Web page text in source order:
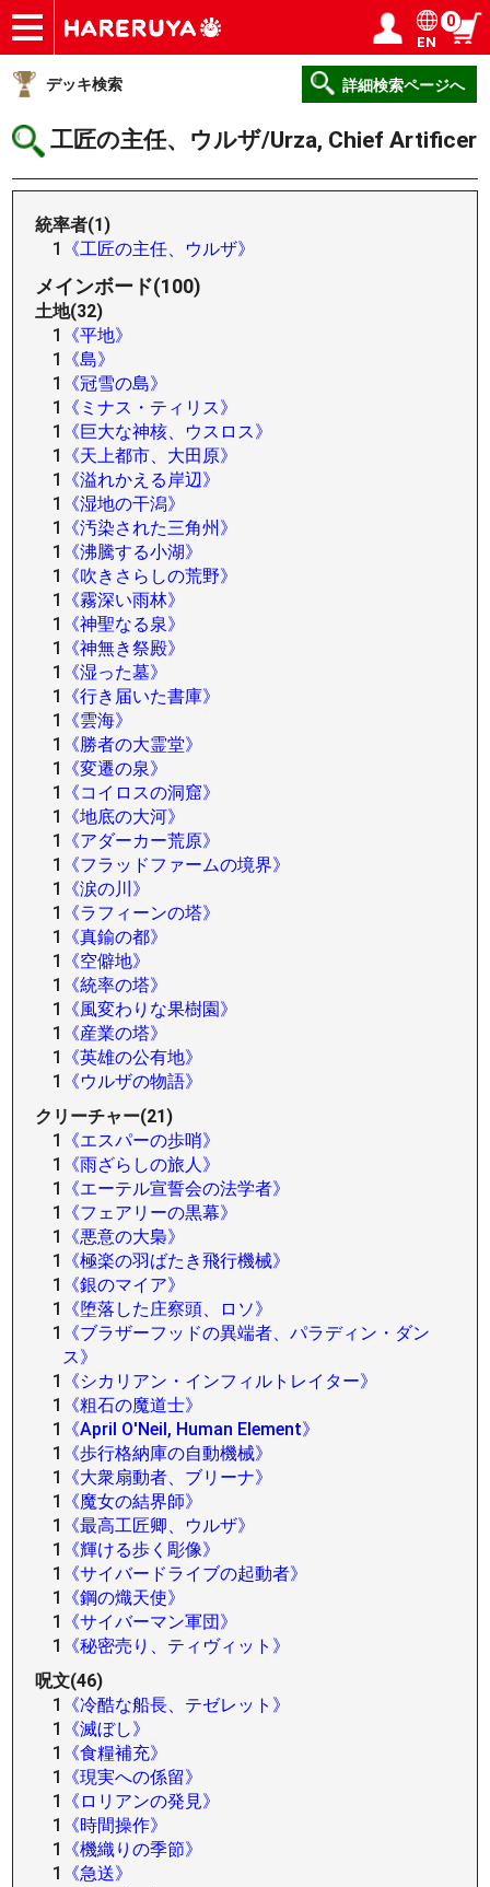
ショップ
買取
記事
デッキ検索
デッキ構築
選手一覧
店舗一覧
イベント
ヘルプ
お問い合わせ ログイン／会員登録
EN
0
デッキ検索 詳細検索ページへ
工匠の主任、ウルザ/Urza, Chief Artificer
統率者(1)
1
《工匠の主任、ウルザ》
メインボード(100)
土地(32)
1
《平地》
1
《島》
1
《冠雪の島》
1
《ミナス・ティリス》
1
《巨大な神核、ウスロス》
1
《天上都市、大田原》
1
《溢れかえる岸辺》
1
《湿地の干潟》
1
《汚染された三角州》
1
《沸騰する小湖》
1
《吹きさらしの荒野》
1
《霧深い雨林》
1
《神聖なる泉》
1
《神無き祭殿》
1
《湿った墓》
1
《行き届いた書庫》
1
《雲海》
1
《勝者の大霊堂》
1
《変遷の泉》
1
《コイロスの洞窟》
1
《地底の大河》
1
《アダーカー荒原》
1
《フラッドファームの境界》
1
《涙の川》
1
《ラフィーンの塔》
1
《真鍮の都》
1
《空僻地》
1
《統率の塔》
1
《風変わりな果樹園》
1
《産業の塔》
1
《英雄の公有地》
1
《ウルザの物語》
クリーチャー(21)
1
《エスパーの歩哨》
1
《雨ざらしの旅人》
1
《エーテル宣誓会の法学者》
1
《フェアリーの黒幕》
1
《悪意の大梟》
1
《極楽の羽ばたき飛行機械》
1
《銀のマイア》
1
《堕落した庄察頭、ロソ》
1
《ブラザーフッドの異端者、パラディン・ダン
ス》
1
《シカリアン・インフィルトレイター》
1
《粗石の魔道士》
1
《April O'Neil, Human Element》
1
《歩行格納庫の自動機械》
1
《大衆扇動者、ブリーナ》
1
《魔女の結界師》
1
《最高工匠卿、ウルザ》
1
《輝ける歩く彫像》
1
《サイバードライブの起動者》
1
《鋼の熾天使》
1
《サイバーマン軍団》
1
《秘密売り、ティヴィット》
呪文(46)
1
《冷酷な船長、テゼレット》
1
《滅ぼし》
1
《食糧補充》
1
《現実への係留》
1
《ロリアンの発見》
1
《時間操作》
1
《機織りの季節》
1
《急送》